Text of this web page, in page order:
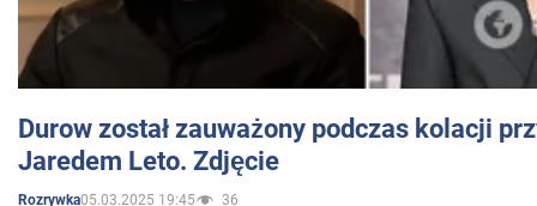
Durow został zauważony podczas kolacji
Jaredem Leto. Zdjęcie
Rozrywka05.03.2025 19:45 36